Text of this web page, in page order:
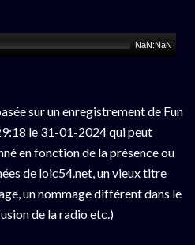
NaN:NaN
sur un enregistrement de Fun
le 31-01-2024 qui peut
en fonction de la présence ou
de loic54.net, un vieux titre
un nommage différent dans le
de la radio etc.)